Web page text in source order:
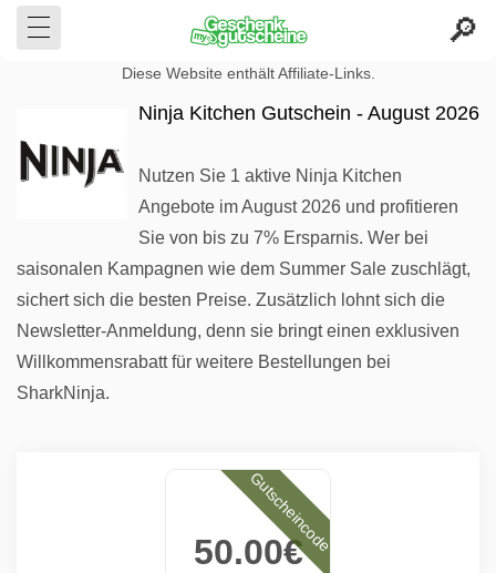
Diese Website enthält Affiliate-Links.
Ninja Kitchen Gutschein - August 2026
Nutzen Sie 1 aktive Ninja Kitchen
Angebote im August 2026 und profitieren
Sie von bis zu 7% Ersparnis. Wer bei
saisonalen Kampagnen wie dem Summer Sale zuschlägt,
sichert sich die besten Preise. Zusätzlich lohnt sich die
Newsletter-Anmeldung, denn sie bringt einen exklusiven
Willkommensrabatt für weitere Bestellungen bei
SharkNinja.
50.00€
Gutscheincode